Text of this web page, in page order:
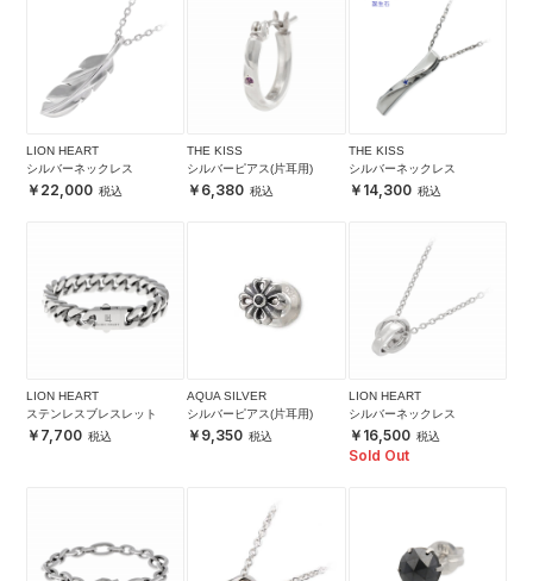
LION HEART
シルバーネックレス
22,000
THE KISS
シルバーピアス(片耳用)
6,380
THE KISS
シルバーネックレス
14,300
LION HEART
ステンレスブレスレット
7,700
AQUA SILVER
シルバーピアス(片耳用)
9,350
LION HEART
シルバーネックレス
16,500
Sold Out